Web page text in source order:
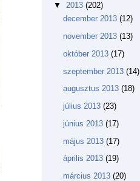
▼ 2013 (202)
december 2013 (12)
november 2013 (13)
október 2013 (17)
szeptember 2013 (14)
augusztus 2013 (18)
július 2013 (23)
június 2013 (17)
május 2013 (17)
április 2013 (19)
március 2013 (20)